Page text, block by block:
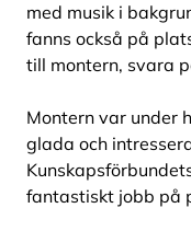
med musik i
fanns också på
till montern, svara
Montern var under
glada och
fantastiskt jobb på